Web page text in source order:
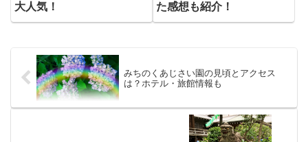
大人気！
た感想も紹介！
みちのくあじさい園の見頃とアクセス
は？ホテル・旅館情報も